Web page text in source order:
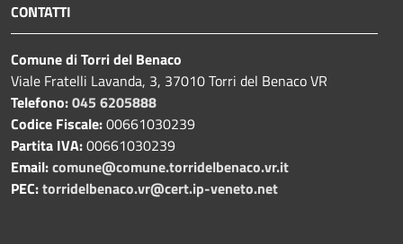
CONTATTI
Comune di Torri del Benaco
Viale Fratelli Lavanda, 3, 37010 Torri del Benaco VR
Telefono:045 6205888
Codice Fiscale:00661030239
Partita IVA:00661030239
Email:comune@comune.torridelbenaco.vr.it
PEC:torridelbenaco.vr@cert.ip-veneto.net